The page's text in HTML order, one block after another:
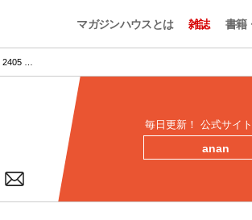
マガジンハウスとは 雑誌 書籍
…
毎日更新！ 公式サイ
anan